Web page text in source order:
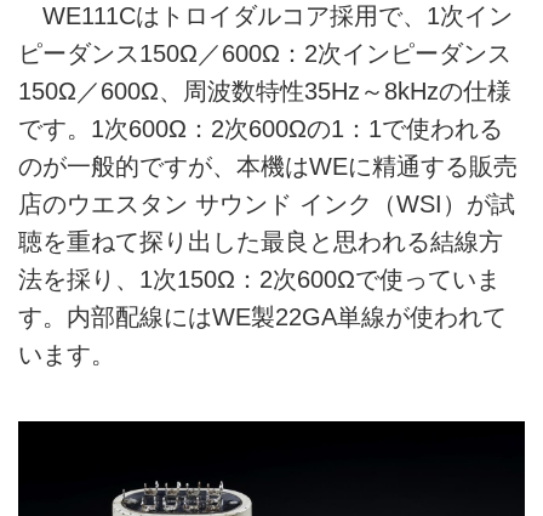
WE111Cはトロイダルコア採用で、1次イン
ピーダンス150Ω／600Ω：2次インピーダンス
150Ω／600Ω、周波数特性35Hz～8kHzの仕様
です。1次600Ω：2次600Ωの1：1で使われる
のが一般的ですが、本機はWEに精通する販売
店のウエスタン サウンド インク（WSI）が試
聴を重ねて探り出した最良と思われる結線方
法を採り、1次150Ω：2次600Ωで使っていま
す。内部配線にはWE製22GA単線が使われて
います。